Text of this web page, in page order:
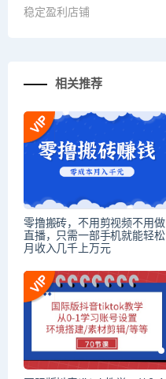
稳定盈利店铺
相关推荐
零撸搬砖，不用剪视频不用做
直播，只需一部手机就能轻松
月收入几千上万元